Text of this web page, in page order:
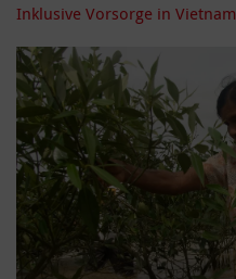
Inklusive Vorsorge in Vietnam